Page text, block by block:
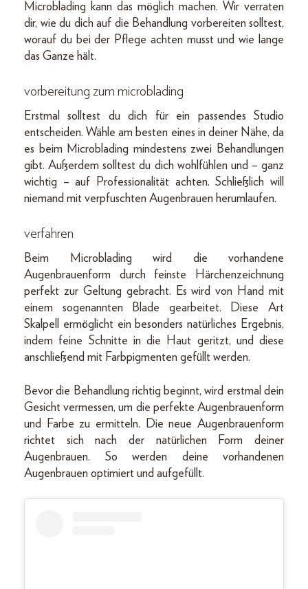
Microblading kann das möglich machen. Wir verraten
dir, wie du dich auf die Behandlung vorbereiten solltest,
worauf du bei der Pflege achten musst und wie lange
das Ganze hält.
vorbereitung zum microblading
Erstmal solltest du dich für ein passendes Studio
entscheiden. Wähle am besten eines in deiner Nähe, da
es beim Microblading mindestens zwei Behandlungen
gibt. Außerdem solltest du dich wohlfühlen und – ganz
wichtig – auf Professionalität achten. Schließlich will
niemand mit verpfuschten Augenbrauen herumlaufen.
verfahren
Beim Microblading wird die vorhandene
Augenbrauenform durch feinste Härchenzeichnung
perfekt zur Geltung gebracht. Es wird von Hand mit
einem sogenannten Blade gearbeitet. Diese Art
Skalpell ermöglicht ein besonders natürliches Ergebnis,
indem feine Schnitte in die Haut geritzt, und diese
anschließend mit Farbpigmenten gefüllt werden.
Bevor die Behandlung richtig beginnt, wird erstmal dein
Gesicht vermessen, um die perfekte Augenbrauenform
und Farbe zu ermitteln. Die neue Augenbrauenform
richtet sich nach der natürlichen Form deiner
Augenbrauen. So werden deine vorhandenen
Augenbrauen optimiert und aufgefüllt.